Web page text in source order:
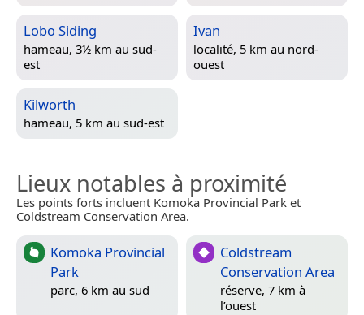
Lobo Siding
hameau, 3½ km au sud-
est
Ivan
localité, 5 km au nord-
ouest
Kilworth
hameau, 5 km au sud-est
Lieux notables à proximité
Les points forts incluent Komoka Provincial Park et
Coldstream Conservation Area.
Komoka Provincial
Park
parc, 6 km au sud
Coldstream
Conservation Area
réserve, 7 km à
l’ouest